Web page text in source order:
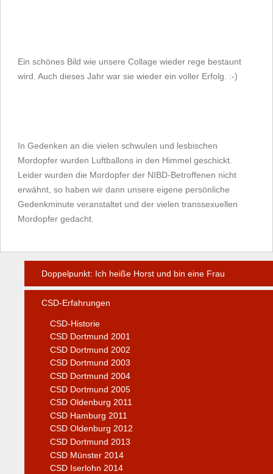
Ein schönes Bild wie unsere Collage wieder rege bestaunt
wird. Auch dieses Jahr war sie wieder ein voller Erfolg. :-)
In Gedenken an die vielen schwulen und lesbischen
Mordopfer wurden Luftballons in den Himmel geschickt.
Leider wurden die Mordopfer der NIBD-Betroffenen nicht
erwähnt, so haben wir dann unsere eigene persönliche
Gedenkminute veranstaltet und der vielen transsexuellen
Mordopfer gedacht.
Doppelpunkt: Ich heiße Horst und bin eine Frau
CSD-Erfahrungen
CSD-Historie
CSD Dortmund 2001
CSD Dortmund 2002
CSD Dortmund 2003
CSD Dortmund 2004
CSD Dortmund 2005
CSD Oldenburg 2011
CSD Hamburg 2011
CSD Oldenburg 2012
CSD Dortmund 2013
CSD Münster 2014
CSD Iserlohn 2014